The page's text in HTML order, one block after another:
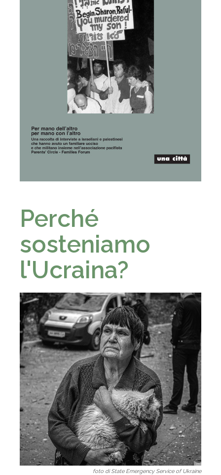
Perché
sosteniamo
l'Ucraina?
foto di State Emergency Service of Ukraine